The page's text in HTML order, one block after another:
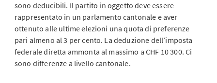
sono deducibili. Il partito in oggetto deve essere
rappresentato in un parlamento cantonale e aver
ottenuto alle ultime elezioni una quota di preferenze
pari almeno al 3 per cento. La deduzione dell’imposta
federale diretta ammonta al massimo a CHF 10 300. Ci
sono differenze a livello cantonale.